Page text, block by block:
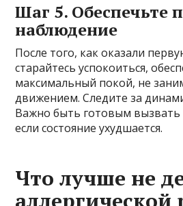
Шаг 5. Обеспечьте
наблюдение
После того, как оказали
старайтесь успокоиться,
максимальный покой, не
движением. Следите за
Важно быть готовым
если состояние ухудшается.
Что лучше не